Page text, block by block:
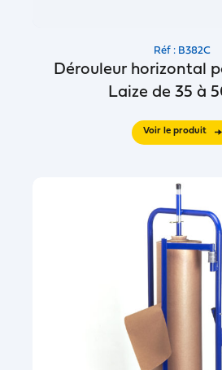
Réf : B382C
Dérouleur horizontal
Laize de 35 à
Voir le produit